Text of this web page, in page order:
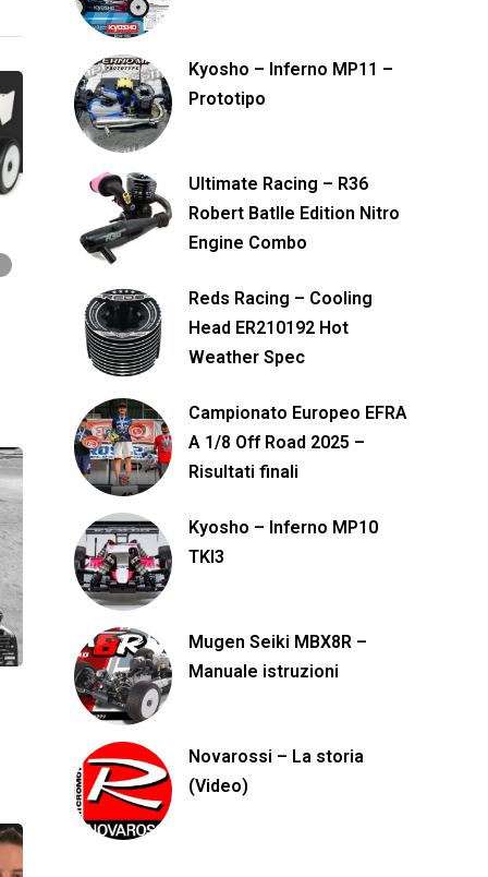
Kyosho – Inferno MP11 –
Prototipo
Ultimate Racing – R36
Robert Batlle Edition Nitro
Engine Combo
Reds Racing – Cooling
Head ER210192 Hot
Weather Spec
Campionato Europeo EFRA
A 1/8 Off Road 2025 –
Risultati finali
Kyosho – Inferno MP10
TKI3
Mugen Seiki MBX8R –
Manuale istruzioni
Novarossi – La storia
(Video)